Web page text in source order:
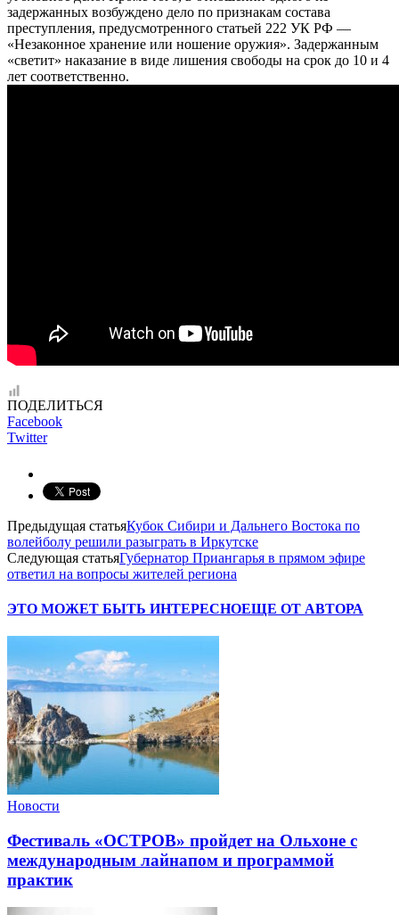
задержанных возбуждено дело по признакам состава
преступления, предусмотренного статьей 222 УК РФ —
«Незаконное хранение или ношение оружия». Задержанным
«светит» наказание в виде лишения свободы на срок до 10 и 4
лет соответственно.
ПОДЕЛИТЬСЯ
Facebook
Twitter
Предыдущая статьяКубок Сибири и Дальнего Востока по
волейболу решили разыграть в Иркутске
Следующая статьяГубернатор Приангарья в прямом эфире
ответил на вопросы жителей региона
ЭТО МОЖЕТ БЫТЬ ИНТЕРЕСНОЕЩЕ ОТ АВТОРА
Новости
Фестиваль «ОСТРОВ» пройдет на Ольхоне с
международным лайнапом и программой
практик